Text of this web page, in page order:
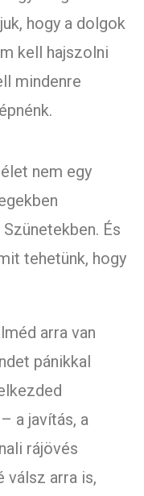
hogy a dolgok
kell hajszolni
mindenre
nem egy
És
tehetünk, hogy
arra van
pánikkal
a javítás, a
rájövés
válsz arra is,